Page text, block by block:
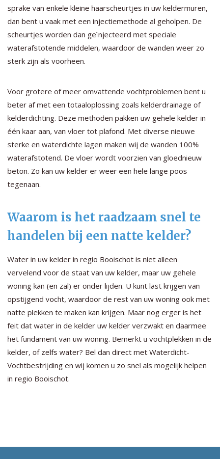
sprake van enkele kleine haarscheurtjes in uw keldermuren,
dan bent u vaak met een injectiemethode al geholpen. De
scheurtjes worden dan geïnjecteerd met speciale
waterafstotende middelen, waardoor de wanden weer zo
sterk zijn als voorheen.
Voor grotere of meer omvattende vochtproblemen bent u
beter af met een totaaloplossing zoals kelderdrainage of
kelderdichting. Deze methoden pakken uw gehele kelder in
één kaar aan, van vloer tot plafond. Met diverse nieuwe
sterke en waterdichte lagen maken wij de wanden 100%
waterafstotend. De vloer wordt voorzien van gloednieuw
beton. Zo kan uw kelder er weer een hele lange poos
tegenaan.
Waarom is het raadzaam snel te
handelen bij een natte kelder?
Water in uw kelder in regio Booischot is niet alleen
vervelend voor de staat van uw kelder, maar uw gehele
woning kan (en zal) er onder lijden. U kunt last krijgen van
opstijgend vocht, waardoor de rest van uw woning ook met
natte plekken te maken kan krijgen. Maar nog erger is het
feit dat water in de kelder uw kelder verzwakt en daarmee
het fundament van uw woning. Bemerkt u vochtplekken in de
kelder, of zelfs water? Bel dan direct met Waterdicht-
Vochtbestrijding en wij komen u zo snel als mogelijk helpen
in regio Booischot.